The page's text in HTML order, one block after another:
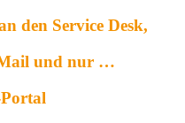
den Service Desk,
Mail und nur …